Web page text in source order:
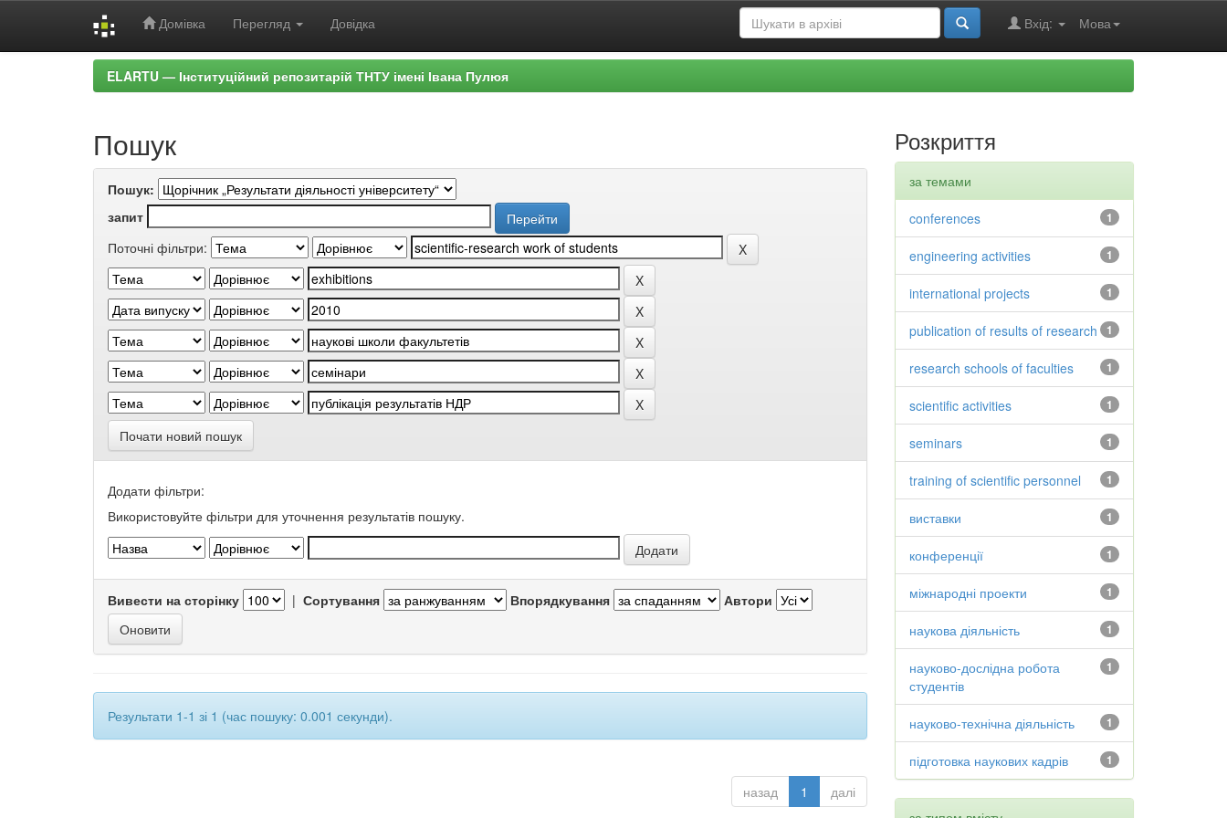
Домівка Перегляд Довідка Мова
Вхід:
ELARTU — Інституційний репозитарій ТНТУ імені Івана Пулюя
Пошук
Пошук:
запит
Поточні фільтри:
Почати новий пошук
Додати фільтри:
Використовуйте фільтри для уточнення результатів пошуку.
Вивести на сторінку | Сортування Впорядкування Автори
Результати 1-1 зі 1 (час пошуку: 0.001 секунди).
назад 1 далі
Розкриття
за темами
1
conferences
1
engineering activities
1
international projects
1
publication of results of research
1
research schools of faculties
1
scientific activities
1
seminars
1
training of scientific personnel
1
виставки
1
конференції
1
міжнародні проекти
1
наукова діяльність
1
науково-дослідна робота
студентів
1
науково-технічна діяльність
1
підготовка наукових кадрів